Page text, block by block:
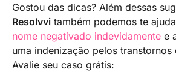
Gostou das dicas? Além dessas
Resolvvi também podemos te
nome negativado indevidamente e
uma indenização pelos transtornos
Avalie seu caso grátis: